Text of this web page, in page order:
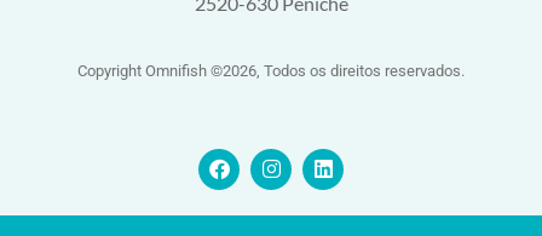
Copyright Omnifish ©2026, Todos os direitos reservados.